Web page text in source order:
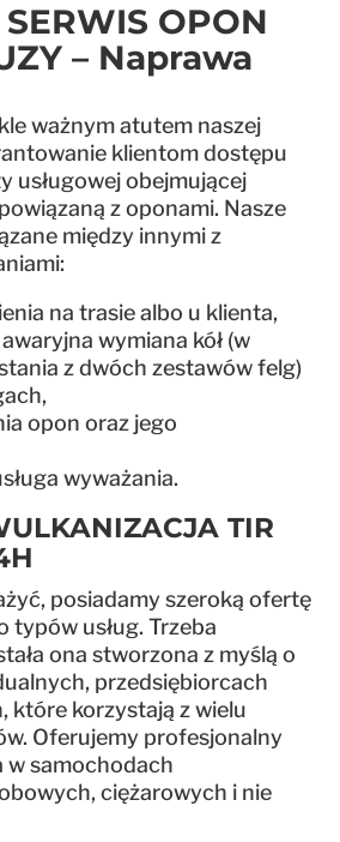
OPON
– Naprawa
ważnym atutem naszej
klientom dostępu
usługowej obejmującej
z oponami. Nasze
między innymi z
na trasie albo u klienta,
wymiana kół (w
z dwóch zestawów felg)
opon oraz jego
wyważania.
TIR
posiadamy szeroką ofertę
typów usług. Trzeba
ona stworzona z myślą o
przedsiębiorcach
które korzystają z wielu
Oferujemy profesjonalny
w samochodach
ciężarowych i nie